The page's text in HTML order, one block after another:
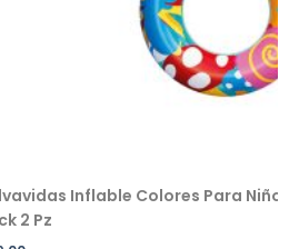
Colores Para Niño/niña